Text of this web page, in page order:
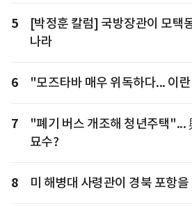
5
[박정훈 칼럼] 국방장관이 모택
나라
6 "모즈타바 매우 위독하다... 이
7
"폐기 버스 개조해 청년주택"...
묘수?
8 미 해병대 사령관이 경북 포항